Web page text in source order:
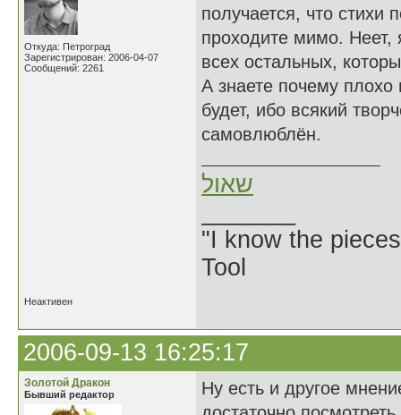
Откуда: Петроград
Зарегистрирован: 2006-04-07
Сообщений: 2261
получается, что стихи
проходите мимо. Неет,
всех остальных,
А знаете почему
будет, ибо всякий
самовлюблён.
שאול
"I know the
Tool
Неактивен
2006-09-13 16:25:17
Золотой Дракон
Бывший редактор
Ну есть и другое